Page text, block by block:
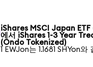
iShares MSCI Japan
에서 iShares 1-3 Year
(Ondo Tokenized)
1 EWJon는 1.1681 SHYon와